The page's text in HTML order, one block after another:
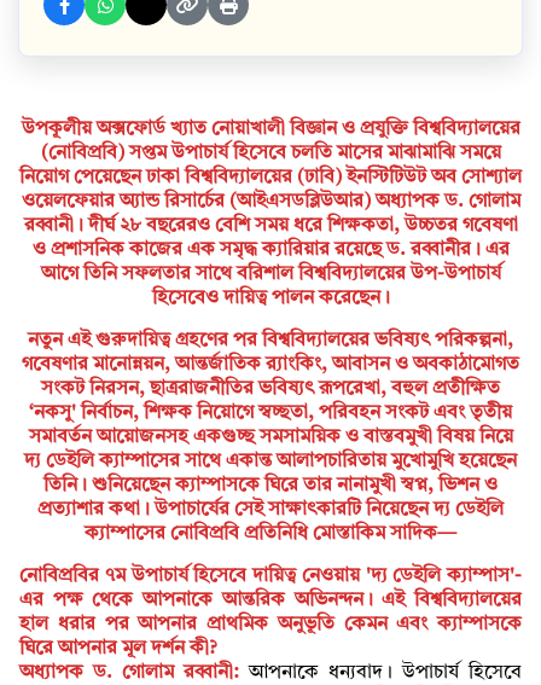
উপকূলীয় অক্সফোর্ড খ্যাত নোয়াখালী বিজ্ঞান ও প্রযুক্তি বিশ্ববিদ্যালয়ের
(নোবিপ্রবি) সপ্তম উপাচার্য হিসেবে চলতি মাসের মাঝামাঝি সময়ে
নিয়োগ পেয়েছেন ঢাকা বিশ্ববিদ্যালয়ের (ঢাবি) ইনস্টিটিউট অব সোশ্যাল
ওয়েলফেয়ার অ্যান্ড রিসার্চের (আইএসডব্লিউআর) অধ্যাপক ড. গোলাম
রব্বানী।​দীর্ঘ ২৮ বছরেরও বেশি সময় ধরে শিক্ষকতা, উচ্চতর গবেষণা
ও প্রশাসনিক কাজের এক সমৃদ্ধ ক্যারিয়ার রয়েছে ড. রব্বানীর। এর
আগে তিনি সফলতার সাথে বরিশাল বিশ্ববিদ্যালয়ের উপ-উপাচার্য
হিসেবেও দায়িত্ব পালন করেছেন।
​নতুন এই গুরুদায়িত্ব গ্রহণের পর বিশ্ববিদ্যালয়ের ভবিষ্যৎ পরিকল্পনা,
গবেষণার মানোন্নয়ন, আন্তর্জাতিক র‍্যাংকিং, আবাসন ও অবকাঠামোগত
সংকট নিরসন, ছাত্ররাজনীতির ভবিষ্যৎ রূপরেখা, বহুল প্রতীক্ষিত
‘নকসু' নির্বাচন, শিক্ষক নিয়োগে স্বচ্ছতা, পরিবহন সংকট এবং তৃতীয়
সমাবর্তন আয়োজনসহ একগুচ্ছ সমসাময়িক ও বাস্তবমুখী বিষয় নিয়ে
দ্য ডেইলি ক্যাম্পাসের সাথে একান্ত আলাপচারিতায় মুখোমুখি হয়েছেন
তিনি। শুনিয়েছেন ক্যাম্পাসকে ঘিরে তার নানামুখী স্বপ্ন, ভিশন ও
প্রত্যাশার কথা। ​উপাচার্যের সেই সাক্ষাৎকারটি নিয়েছেন দ্য ডেইলি
ক্যাম্পাসের নোবিপ্রবি প্রতিনিধি মোস্তাকিম সাদিক—
নোবিপ্রবির ৭ম উপাচার্য হিসেবে দায়িত্ব নেওয়ায় 'দ্য ডেইলি ক্যাম্পাস'-
এর পক্ষ থেকে আপনাকে আন্তরিক অভিনন্দন। এই বিশ্ববিদ্যালয়ের
হাল ধরার পর আপনার প্রাথমিক অনুভূতি কেমন এবং ক্যাম্পাসকে
ঘিরে আপনার মূল দর্শন কী?
অধ্যাপক ড. গোলাম রব্বানী: আপনাকে ধন্যবাদ। উপাচার্য হিসেবে